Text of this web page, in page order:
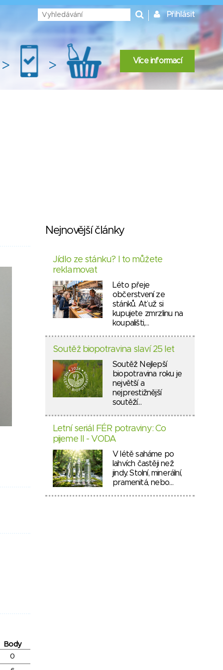
Přihlásit
> > Více informací
Body
0
Nejnovější články
Jídlo ze stánku? I to můžete
reklamovat
Léto přeje
občerstvení ze
stánků. Ať už si
kupujete zmrzlinu na
koupališti,…
Soutěž biopotravina slaví 25 let
Soutěž Nejlepší
biopotravina roku je
největší a
nejprestižnější
soutěží…
Letní seriál FÉR potraviny: Co
pijeme II - VODA
V létě saháme po
lahvích častěji než
jindy. Stolní, minerální,
pramenitá, nebo…